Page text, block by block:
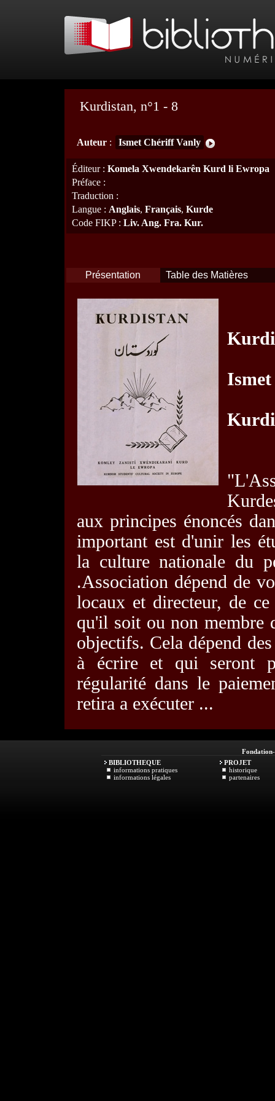
Kurdistan, n°1 - 8
Auteur : Ismet Chériff Vanly
Éditeur: Komela Xwendekarên Kurd li Ewropa
Préface :
Traduction :
Langue : Anglais, Français, Kurde
Code FIKP: Liv. Ang. Fra. Kur.
Présentation Table des Matières
aux principes énoncés
important est d'unir les
la culture nationale du
.Association dépend de
locaux et directeur, de
qu'il soit ou non membre
objectifs. Cela dépend
à écrire et qui seront
régularité dans le
retira a exécuter ...
Fondation
BIBLIOTHEQUE
informations pratiques
informations légales
PROJET
historique
partenaires